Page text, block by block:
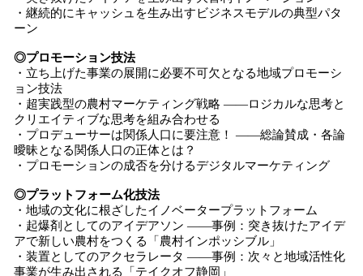
・継続的にキャッシュを生み出すビジネスモデルの典型パタ
ーン
◎プロモーション技法
・立ち上げた事業の展開に必要不可欠となる地域プロモーシ
ョン技法
・超実践型の農村マーケティング戦略 ——ロジカルな思考と
クリエイティブな思考を組み合わせる
・プロデューサーは関係人口に要注意！ ——総論賛成・各論
曖昧となる関係人口の正体とは？
・プロモーションの成否を分けるデジタルマーケティング
◎プラットフォーム化技法
・地域の文化に根ざしたイノベータープラットフォーム
・起爆剤としてのアイデアソン ——事例：突き抜けたアイデ
アで新しい農村をつくる「農村インポッシブル」
・装置としてのアクセラレータ ——事例：次々と地域活性化
事業が生み出される「テイクオフ静岡」